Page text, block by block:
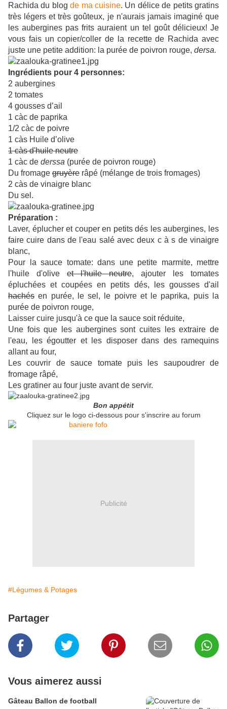
Rachida du blogde ma cuisine. Un délice de petits gratins
très légers et très goûteux, je n'aurais jamais imaginé que
les aubergines pas frits auraient un tel goût délicieux! Je
vous fais un copier/coller de la recette de Rachida avec
juste une petite addition: la purée de poivron rouge, dersa.
Ingrédients pour 4 personnes:
2 aubergines
2 tomates
4 gousses d’ail
1 càc de paprika
1/2 càc de poivre
1 càs Huile d’olive
1 càs d'huile neutre
1 càc de derssa (purée de poivron rouge)
Du fromage gruyère râpé (mélange de trois fromages)
2 càs de vinaigre blanc
Du sel.
Préparation :
Laver, éplucher et couper en petits dés les aubergines, les
faire cuire dans de l'eau salé avec deux c à s de vinaigre
blanc,
Pour la sauce tomate: dans une petite marmite, mettre
l'huile d'olive et l'huile neutre, ajouter les tomates
épluchées et coupées en petits dés, les gousses d'ail
hachés en purée, le sel, le poivre et le paprika, puis la
purée de poivron rouge,
Laisser cuire jusqu'à ce que la sauce soit réduite,
Une fois que les aubergines sont cuites les extraire de
l'eau, les égoutter et les disposer dans des ramequins
allant au four,
Les couvrir de sauce tomate puis les saupoudrer de
fromage râpé,
Les gratiner au four juste avant de servir.
Bon appétit
Cliquez sur le logo ci-dessous pour s'inscrire au forum
Publicité
#Légumes & Potages
Partager
Vous aimerez aussi
Gâteau Ballon de football